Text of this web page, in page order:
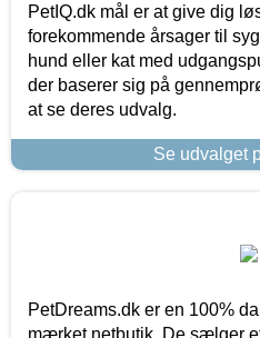
PetIQ.dk mål er at give dig
forekommende årsager til
hund eller kat med
der baserer sig på
at se deres udvalg.
Se udvalget
PetDreams.dk er en 100%
mærket netbutik. De sælger